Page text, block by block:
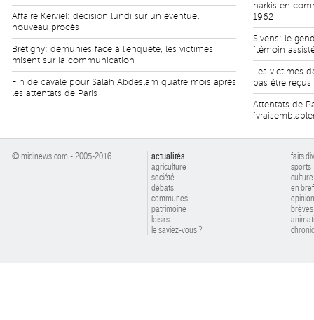
Affaire Kerviel: décision lundi sur un éventuel
nouveau procès
Brétigny: démunies face à l'enquête, les victimes
misent sur la communication
Fin de cavale pour Salah Abdeslam quatre mois après
les attentats de Paris
harkis en
1962
Sivens: le
"témoin
Les victimes
pas être
Attentats de
© midinews.com - 2005-2016
actualités
agriculture
société
débats
communes
patrimoine
loisirs
le saviez-vous ?
faits
sports
culture
en bref
brèves